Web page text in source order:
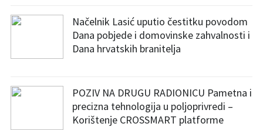
Načelnik Lasić uputio čestitku povodom
Dana pobjede i domovinske zahvalnosti i
Dana hrvatskih branitelja
POZIV NA DRUGU RADIONICU Pametna i
precizna tehnologija u poljoprivredi –
Korištenje CROSSMART platforme